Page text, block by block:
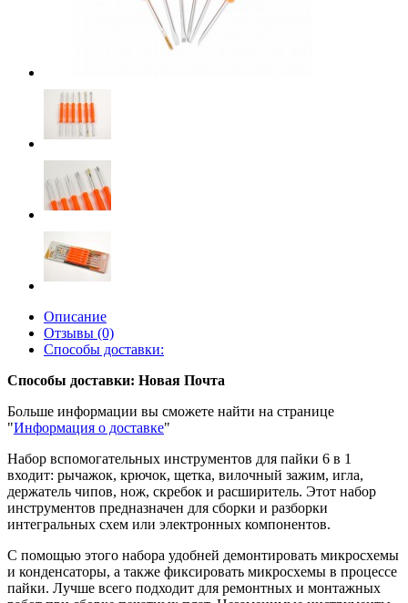
Описание
Отзывы (0)
Способы доставки:
Способы доставки: Новая Почта
Больше информации вы сможете найти на странице
"Информация о доставке"
Набор вспомогательных инструментов для пайки 6 в 1
входит: рычажок, крючок, щетка, вилочный зажим, игла,
держатель чипов, нож, скребок и расширитель. Этот набор
инструментов предназначен для сборки и разборки
интегральных схем или электронных компонентов.
С помощью этого набора удобней демонтировать микросхемы
и конденсаторы, а также фиксировать микросхемы в процессе
пайки. Лучше всего подходит для ремонтных и монтажных